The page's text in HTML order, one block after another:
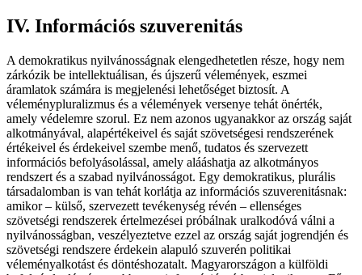
IV. Információs szuverenitás
A demokratikus nyilvánosságnak elengedhetetlen része, hogy nem
zárkózik be intellektuálisan, és újszerű vélemények, eszmei
áramlatok számára is megjelenési lehetőséget biztosít. A
véleménypluralizmus és a vélemények versenye tehát önérték,
amely védelemre szorul. Ez nem azonos ugyanakkor az ország saját
alkotmányával, alapértékeivel és saját szövetségesi rendszerének
értékeivel és érdekeivel szembe menő, tudatos és szervezett
információs befolyásolással, amely alááshatja az alkotmányos
rendszert és a szabad nyilvánosságot. Egy demokratikus, plurális
társadalomban is van tehát korlátja az információs szuverenitásnak:
amikor – külső, szervezett tevékenység révén – ellenséges
szövetségi rendszerek értelmezései próbálnak uralkodóvá válni a
nyilvánosságban, veszélyeztetve ezzel az ország saját jogrendjén és
szövetségi rendszere érdekein alapuló szuverén politikai
véleményalkotást és döntéshozatalt. Magyarországon a külföldi